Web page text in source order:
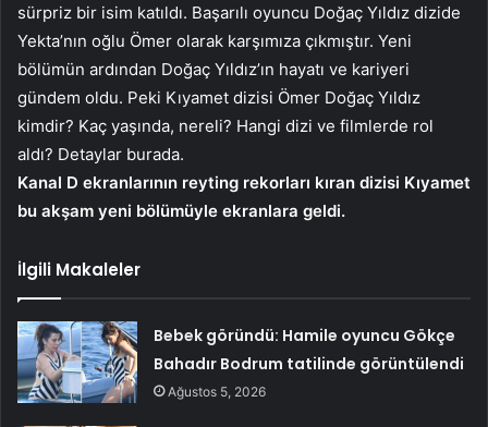
sürpriz bir isim katıldı. Başarılı oyuncu Doğaç Yıldız dizide
Yekta’nın oğlu Ömer olarak karşımıza çıkmıştır. Yeni
bölümün ardından Doğaç Yıldız’ın hayatı ve kariyeri
gündem oldu. Peki Kıyamet dizisi Ömer Doğaç Yıldız
kimdir? Kaç yaşında, nereli? Hangi dizi ve filmlerde rol
aldı? Detaylar burada.
Kanal D ekranlarının reyting rekorları kıran dizisi Kıyamet
bu akşam yeni bölümüyle ekranlara geldi.
İlgili Makaleler
Bebek göründü: Hamile oyuncu Gökçe
Bahadır Bodrum tatilinde görüntülendi
Ağustos 5, 2026